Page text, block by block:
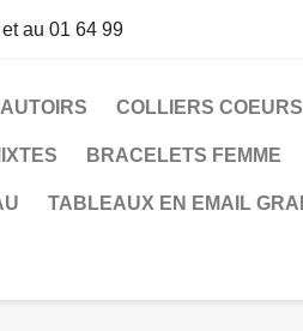
au 01 64 99
COLLIERS COEURS
BRACELETS FEMME
TABLEAUX EN EMAIL